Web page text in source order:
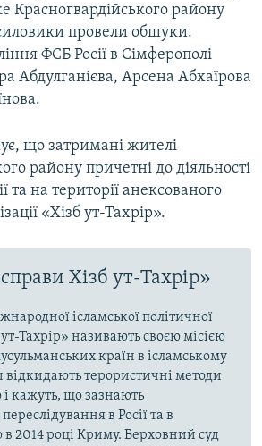
Красногвардійського району
провели обшуки.
ФСБ Росії в Сімферополі
Абдулганієва, Арсена Абхаїрова
що затримані жителі
району причетні до діяльності
та на території анексованого
«Хізб ут-Тахрір».
Хізб ут-Тахрір»
ісламської політичної
ут-Тахрір» називають своєю місією
країн в ісламському
відкидають терористичні методи
і кажуть, що зазнають
в Росії та в
2014 році Криму. Верховний суд